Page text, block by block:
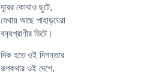
দূরের কোথাও ছুটে,
যেথায় আছে পাহাড়ঘেরা
বন‍্যপ্রাণীর ভিটে।
দিক হতে ওই দিগন্তরে
রূপকথার ওই দেশে,